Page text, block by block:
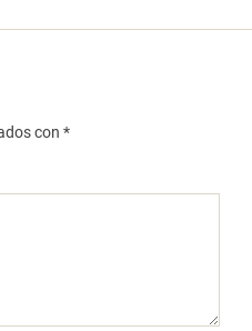
con *